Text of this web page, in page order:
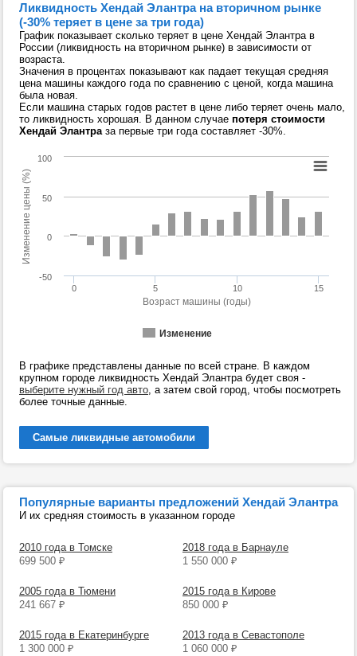
Ликвидность Хендай Элантра на вторичном рынке
(-30% теряет в цене за три года)
График показывает сколько теряет в цене Хендай Элантра в
России (ликвидность на вторичном рынке) в зависимости от
возраста.
Значения в процентах показывают как падает текущая средняя
цена машины каждого года по сравнению с ценой, когда машина
была новая.
Если машина старых годов растет в цене либо теряет очень мало,
то ликвидность хорошая. В данном случае потеря стоимости
Хендай Элантраза первые три года составляет -30%.
Возраст машины (годы)
Изменение цены (%)
Изменение
0 5 10 15
-50
0
50
100
В графике представлены данные по всей стране. В каждом
крупном городе ликвидность Хендай Элантра будет своя -
выберите нужный год авто, а затем свой город, чтобы посмотреть
более точные данные.
Самые ликвидные автомобили
Популярные варианты предложений Хендай Элантра
И их средняя стоимость в указанном городе
2010 года в Томске
699 500 ₽
2018 года в Барнауле
1 550 000 ₽
2005 года в Тюмени
241 667 ₽
2015 года в Кирове
850 000 ₽
2015 года в Екатеринбурге
1 300 000 ₽
2013 года в Севастополе
1 060 000 ₽